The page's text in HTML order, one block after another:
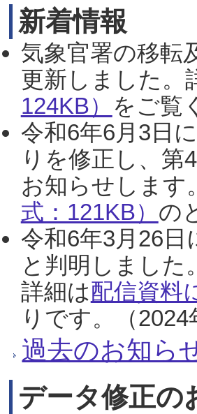
新着情報
気象官署の移転
更新しました。
124KB） をご覧
令和6年6月3日
りを修正し、第
お知らせします
式：121KB） の
令和6年3月26
と判明しました
詳細は配信資料
りです。（2024
過去のお知ら
データ修正の